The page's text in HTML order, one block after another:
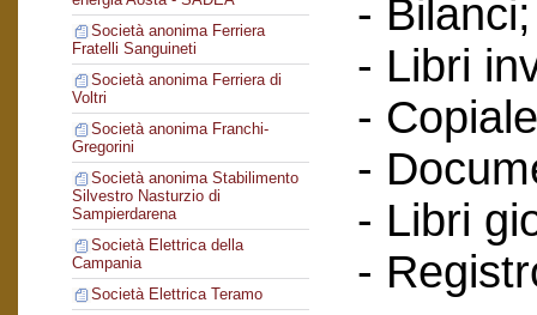
Società anonima Ferriera
Fratelli Sanguineti
Società anonima Ferriera di
Voltri
Società anonima Franchi-
Gregorini
Società anonima Stabilimento
Silvestro Nasturzio di
Sampierdarena
Società Elettrica della
Campania
Società Elettrica Teramo
- Bilanci;
- Libri
-
-
- Libri
-